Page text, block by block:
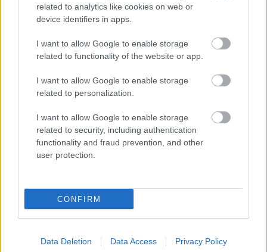
related to analytics like cookies on web or
device identifiers in apps.
I want to allow Google to enable storage
related to functionality of the website or app.
I want to allow Google to enable storage
related to personalization.
I want to allow Google to enable storage
related to security, including authentication
functionality and fraud prevention, and other
user protection.
CONFIRM
Data Deletion Data Access Privacy Policy